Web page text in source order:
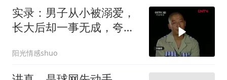
实录：男子从小被溺爱，
长大后却一事无成，夸下
阳光情感shuo